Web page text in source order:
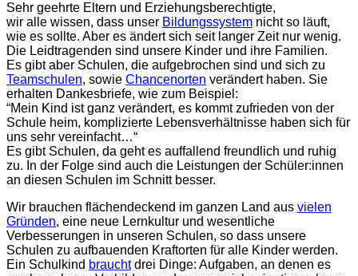
Sehr geehrte Eltern und Erziehungsberechtigte,
wir alle wissen, dass unser Bildungssystem nicht so läuft,
wie es sollte. Aber es ändert sich seit langer Zeit nur wenig.
Die Leidtragenden sind unsere Kinder und ihre Familien.
Es gibt aber Schulen, die aufgebrochen sind und sich zu
Teamschulen, sowie Chancenorten verändert haben. Sie
erhalten Dankesbriefe, wie zum Beispiel:
“Mein Kind ist ganz verändert, es kommt zufrieden von der
Schule heim, komplizierte Lebensverhältnisse haben sich für
uns sehr vereinfacht…“
Es gibt Schulen, da geht es auffallend freundlich und ruhig
zu. In der Folge sind auch die Leistungen der Schüler:innen
an diesen Schulen im Schnitt besser.
Wir brauchen flächendeckend im ganzen Land aus vielen
Gründen, eine neue Lernkultur und wesentliche
Verbesserungen in unseren Schulen, so dass unsere
Schulen zu aufbauenden Kraftorten für alle Kinder werden.
Ein Schulkind braucht drei Dinge: Aufgaben, an denen es